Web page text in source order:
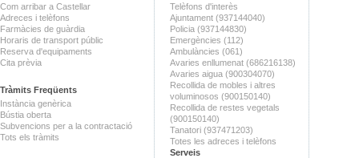
Com arribar a Castellar
Adreces i telèfons
Farmàcies de guàrdia
Horaris de transport públic
Reserva d'equipaments
Cita prèvia
Tràmits Freqüents
Instància genèrica
Bústia oberta
Subvencions per a la contractació
Tots els tràmits
Telèfons d'interès
Ajuntament (937144040)
Policia (937144830)
Emergències (112)
Ambulàncies (061)
Avaries enllumenat (686216138)
Avaries aigua (900304070)
Recollida de mobles i altres
voluminosos (900150140)
Recollida de restes vegetals
(900150140)
Tanatori (937471203)
Totes les adreces i telèfons
Serveis